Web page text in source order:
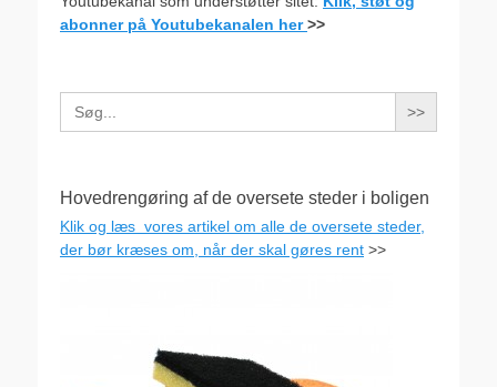
abonner på Youtubekanalen her>>
Search
for:
Hovedrengøring af de oversete steder i boligen
Klik og læs vores artikel om alle de oversete steder,
der bør kræses om, når der skal gøres rent >>